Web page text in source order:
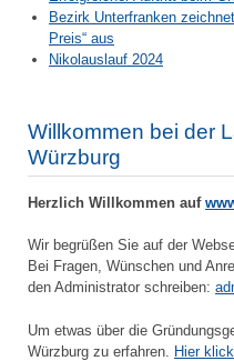
Bezirk Unterfranken
Preis“ aus
Nikolauslauf 2024
Willkommen bei der
Würzburg
Herzlich Willkommen auf
Wir begrüßen Sie auf der
Bei Fragen, Wünschen und
den Administrator schreiben:
Um etwas über die
Würzburg zu erfahren. Hier